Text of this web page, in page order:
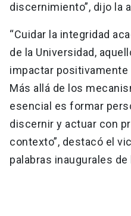
discernimiento”, dijo la
“Cuidar la integridad
de la Universidad,
impactar positivamente
Más allá de los
esencial es formar
discernir y actuar con
contexto”, destacó el
palabras inaugurales de